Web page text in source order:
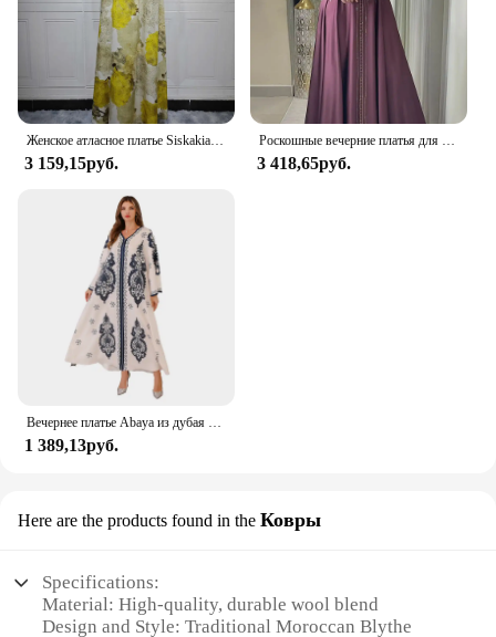
Женское атласное платье Siskakia, Макси-Платье с V-образным вырезом, длинное платье в турецком и африканском стиле, саудовская мода, марокканский кафтан со стразами
3 159,15руб.
Роскошные вечерние платья для женщин, блестящий халат с бриллиантами, марокканский кафтан, мусульманские платья, исламская женская Абая, Дубайская вечеринка
3 418,65руб.
1 389,13руб.
Here are the products found in the Ковры
Specifications:
Material: High-quality, durable wool blend
Design and Style: Traditional Moroccan Blythe